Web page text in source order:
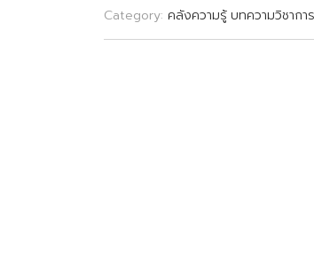
Category: คลังความรู้บทความวิชาการ